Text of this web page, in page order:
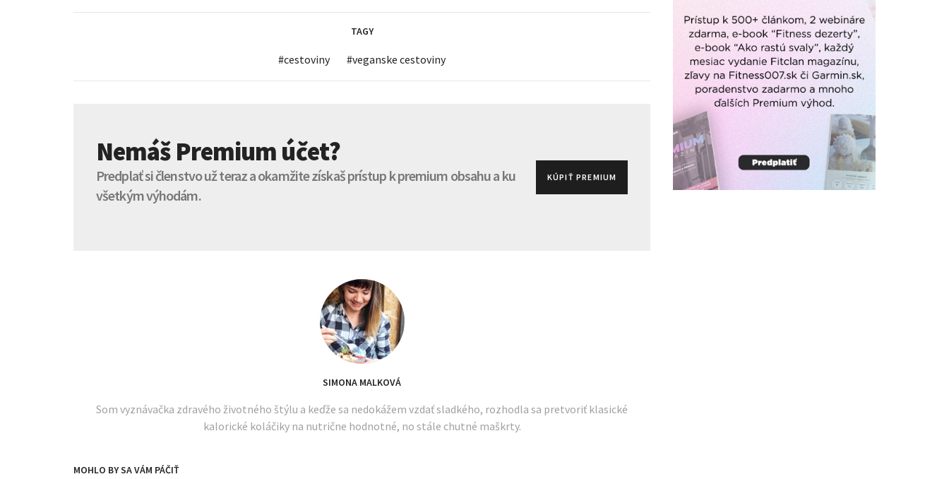
TAGY
#cestoviny #veganske cestoviny
Nemáš Premium účet?
Predplať si členstvo už teraz a okamžite získaš prístup k premium obsahu a ku
všetkým výhodám.
KÚPIŤ PREMIUM
SIMONA MALKOVÁ
Som vyznávačka zdravého životného štýlu a keďže sa nedokážem vzdať sladkého, rozhodla sa pretvoriť klasické
kalorické koláčiky na nutrične hodnotné, no stále chutné maškrty.
MOHLO BY SA VÁM PÁČIŤ